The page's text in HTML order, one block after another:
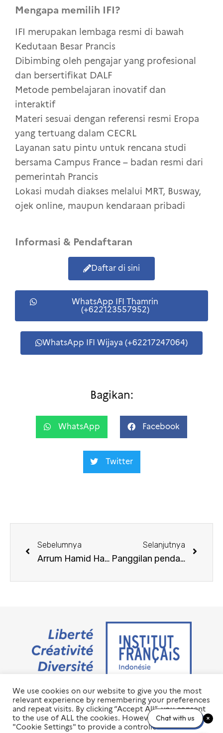
Mengapa memilih IFI?
IFI merupakan lembaga resmi di bawah
Kedutaan Besar Prancis
Dibimbing oleh pengajar yang profesional
dan bersertifikat DALF
Metode pembelajaran inovatif dan
interaktif
Materi sesuai dengan referensi resmi Eropa
yang tertuang dalam CECRL
Layanan satu pintu untuk rencana studi
bersama Campus France – badan resmi dari
pemerintah Prancis
Lokasi mudah diakses melalui MRT, Busway,
ojek online, maupun kendaraan pribadi
Informasi & Pendaftaran
Daftar di sini
WhatsApp IFI Thamrin
(+622123557952)
WhatsApp IFI Wijaya (+62217247064)
Bagikan:
WhatsApp Facebook
Twitter
Sebelumnya
Arrum Hamid Harahap
Selanjutnya
Panggilan pendaftaran untuk Pekan Gastronomi “Le Goût de France – Cita Rasa Prancis” 2025
Jalan M.H. Thamrin No. 20 Jakarta Pusat 10350
+6221 23 55 79 00
info@ifi-id.com
© 2020 All Right Reserved
We use cookies on our website to give you the most
relevant experience by remembering your preferences
and repeat visits. By clicking “Accept All”, you consent
to the use of ALL the cookies. However, you may visit
"Cookie Settings" to provide a controlled consent.
Chat with us